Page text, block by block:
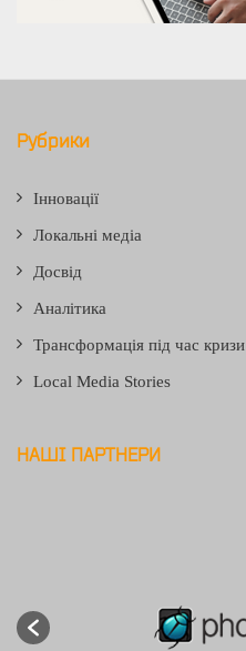
Рубрики
Інновації
Локальні медіа
Досвід
Аналітика
Трансформація під час кризи
Local Media Stories
НАШІ ПАРТНЕРИ